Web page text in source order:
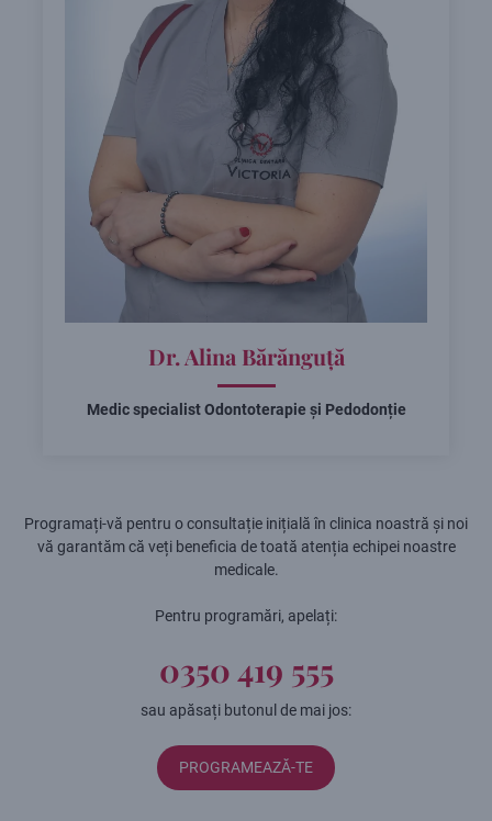
Dr. Alina Bărănguță
Medic specialist Odontoterapie și Pedodonție
Programați-vă pentru o consultație inițială în clinica noastră și noi
vă garantăm că veți beneficia de toată atenția echipei noastre
medicale.
Pentru programări, apelați:
0350 419 555
sau apăsați butonul de mai jos:
PROGRAMEAZĂ-TE